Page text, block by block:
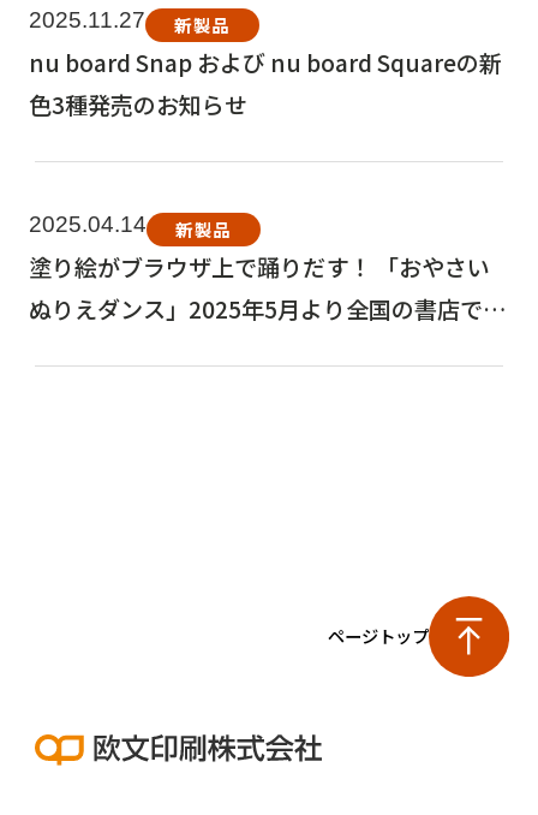
2025.11.27 新製品
nu board Snap および nu board Squareの新
色3種発売のお知らせ
2025.04.14 新製品
塗り絵がブラウザ上で踊りだす！ 「おやさい
ぬりえダンス」2025年5月より全国の書店で発
ページトップ